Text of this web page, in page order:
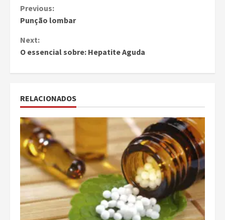
Continue
Reading
Previous:
Punção lombar
Next:
O essencial sobre: Hepatite Aguda
RELACIONADOS